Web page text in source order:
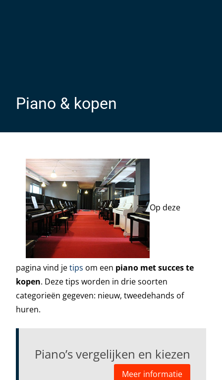
Piano & kopen
Op deze
pagina vind jetips om een piano met succes te
kopen. Deze tips worden in drie soorten
categorieën gegeven: nieuw, tweedehands of
huren.
Piano’s vergelijken en kiezen
Meer informatie